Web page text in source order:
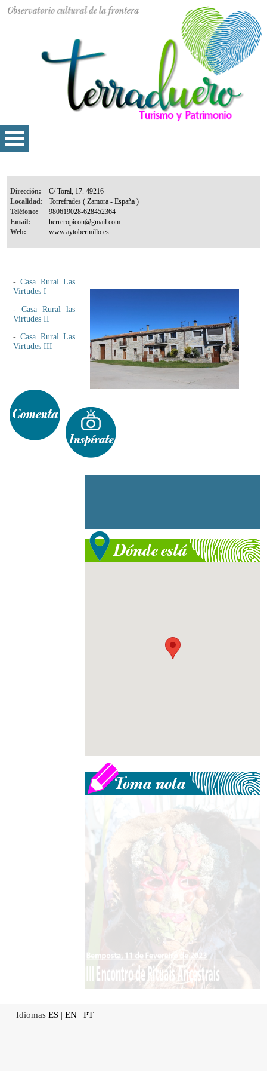
Dirección:
Localidad:
Teléfono:
Email:
Web:
-Casa Rural Las
Virtudes I
- Casa Rural las
Virtudes II
-Casa Rural Las
Virtudes III
Idiomas ES | EN | PT |